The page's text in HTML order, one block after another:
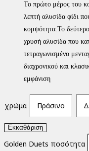
Το πρώτο μέρος του
λεπτή αλυσίδα φίδι
κομψότητα.Το
χρυσή αλυσίδα που
τετραγωνισμένο
διαχρονικού και
εμφάνιση
χρώμα Πράσινο
Εκκαθάριση
Golden Duets ποσότητα